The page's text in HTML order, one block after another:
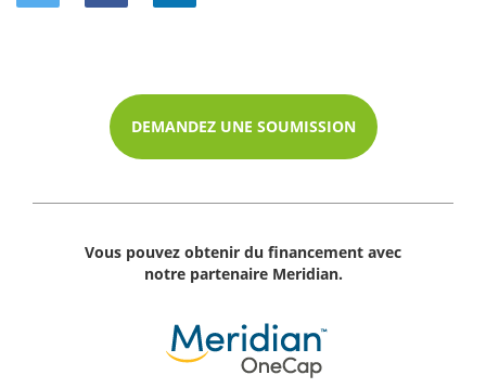
DEMANDEZ UNE SOUMISSION
Vous pouvez obtenir du financement avec
notre partenaire Meridian.